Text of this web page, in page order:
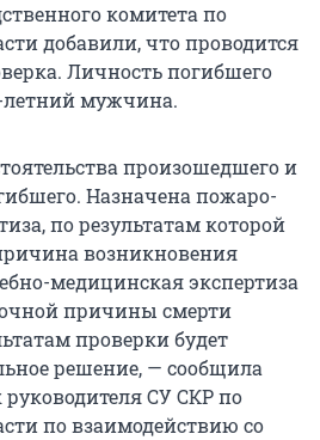
комитета по
добавили, что проводится
Личность погибшего
летний мужчина.
произошедшего и
Назначена пожаро-
по результатам которой
возникновения
медицинская экспертиза
причины смерти
проверки будет
решение, — сообщила
СУ СКР по
по взаимодействию со